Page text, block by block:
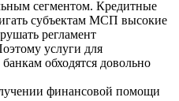
сегментом. Кредитные
субъектам МСП высокие
регламент
услуги для
обходятся довольно
финансовой помощи